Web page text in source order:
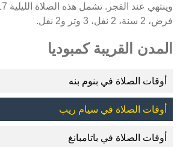
فرض، 2 سنة، 2 نفل، 3 وتر و2 نفل.
المدن القريبة كمبوديا
أوقات الصلاة في بنوم بنه
أوقات الصلاة في سيام ريب
أوقات الصلاة في باتامبانغ